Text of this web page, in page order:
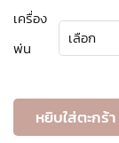
฿ 4,350
through
฿ 6,250
เครื่อง
พ่น
หยิบใส่ตะกร้า